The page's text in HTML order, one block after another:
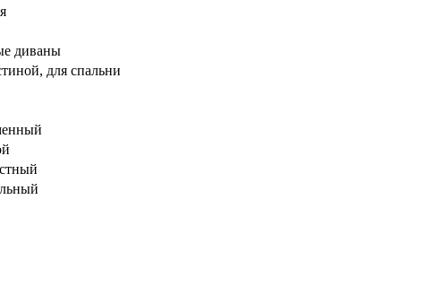
диваны
для спальни